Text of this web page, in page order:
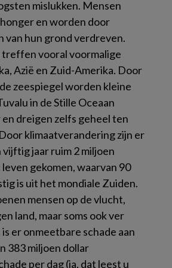
mislukken. Mensen
en worden door
van hun grond verdreven.
treffen vooral voormalige
Azië en Zuid-Amerika. Door
zeespiegel worden kleine
in de Stille Oceaan
dreigen zelfs geheel ten
klimaatverandering zijn er
jaar ruim 2 miljoen
gekomen, waarvan 90
is uit het mondiale Zuiden.
mensen op de vlucht,
land, maar soms ook ver
er onmeetbare schade aan
383 miljoen dollar
per dag (ja, dat leest u